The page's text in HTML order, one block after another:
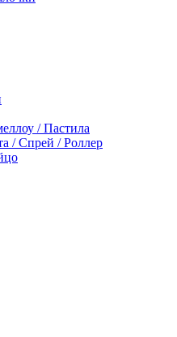
/ Пастила
/ Спрей / Роллер